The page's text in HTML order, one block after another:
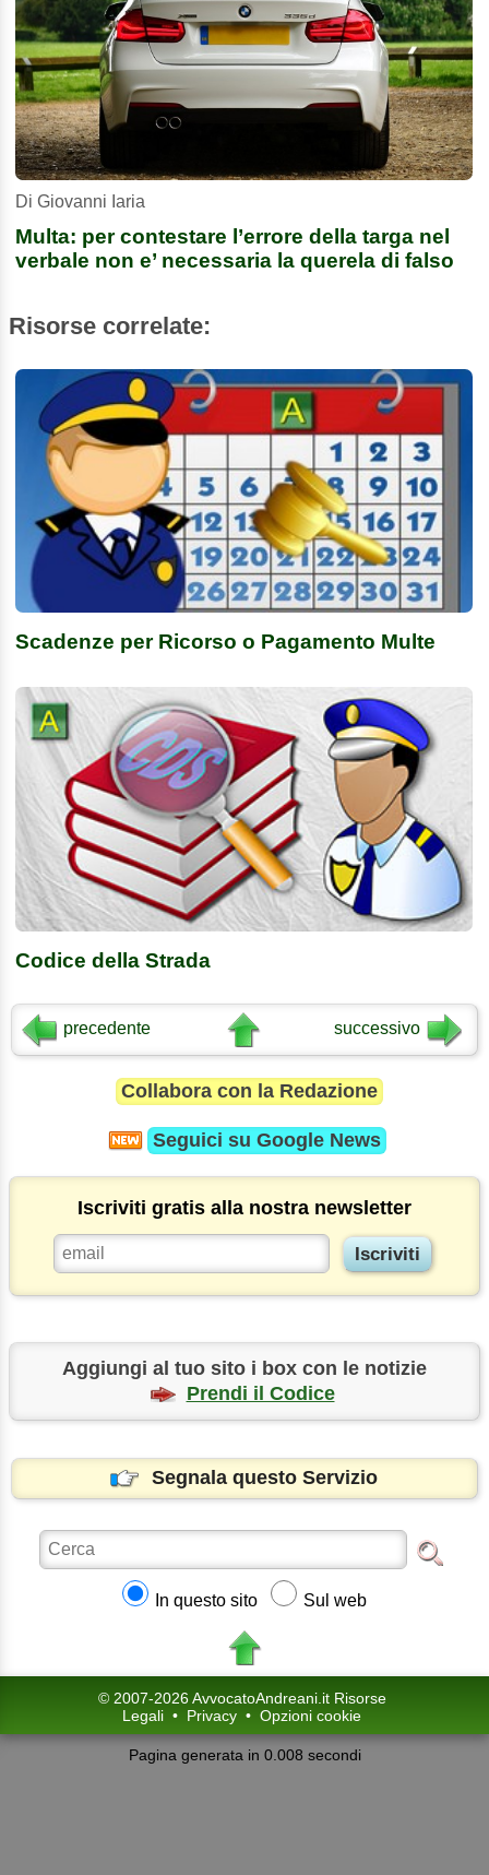
Di Giovanni Iaria
Multa: per contestare l’errore della targa nel
verbale non e’ necessaria la querela di falso
Risorse correlate:
Scadenze per Ricorso o Pagamento Multe
Codice della Strada
precedente successivo
Collabora con la Redazione
Seguici su Google News
Iscriviti gratis alla nostra newsletter
Aggiungi al tuo sito i box con le notizie
Prendi il Codice
Segnala questo Servizio
In questo sito Sul web
© 2007-2026 AvvocatoAndreani.it Risorse
Legali • Privacy • Opzioni cookie
Pagina generata in 0.008 secondi